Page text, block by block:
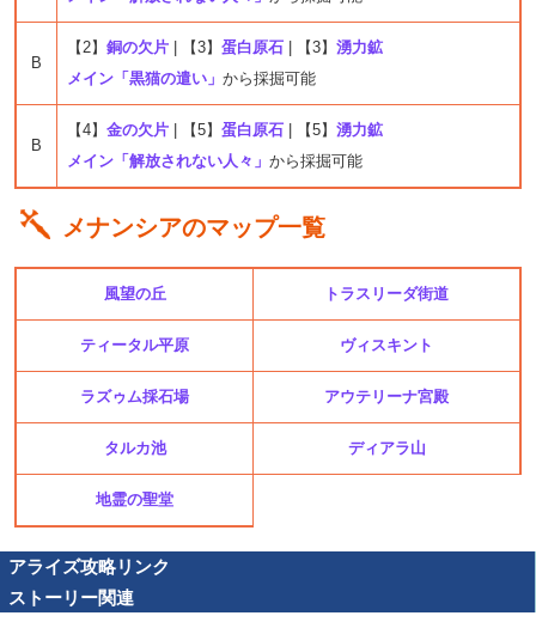
B
【2】 銅の欠片 | 【3】 蛋白原石 | 【3】 湧力鉱
メイン「黒猫の遣い」 から採掘可能
B
【4】 金の欠片 | 【5】 蛋白原石 | 【5】 湧力鉱
メイン「解放されない人々」 から採掘可能
メナンシアのマップ一覧
風望の丘 トラスリーダ街道
ティータル平原 ヴィスキント
ラズゥム採石場 アウテリーナ宮殿
タルカ池 ディアラ山
地霊の聖堂
アライズ攻略リンク
ストーリー関連